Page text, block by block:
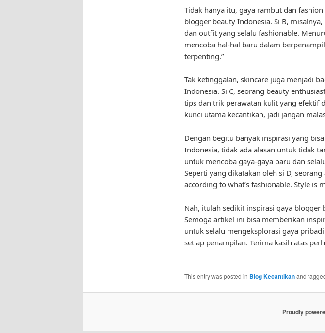
Tidak hanya itu, gaya rambut dan
blogger beauty Indonesia. Si B,
dan outfit yang selalu fashionable.
mencoba hal-hal baru dalam
terpenting.”
Tak ketinggalan, skincare juga menjadi
Indonesia. Si C, seorang beauty
tips dan trik perawatan kulit yang efektif
kunci utama kecantikan, jadi jangan
Dengan begitu banyak inspirasi yang
Indonesia, tidak ada alasan untuk tidak
untuk mencoba gaya-gaya baru dan
Seperti yang dikatakan oleh si D,
according to what’s fashionable. Style is
Nah, itulah sedikit inspirasi gaya
Semoga artikel ini bisa memberikan
untuk selalu mengeksplorasi gaya
setiap penampilan. Terima kasih atas
This entry was posted in Blog Kecantikanand
Proudly